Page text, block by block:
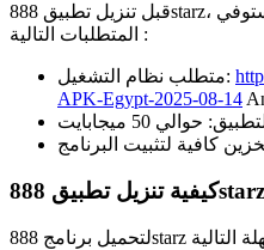
قبل تنزيل تطبيق 888starz، يجب عليك التأكد من أن جهازك يستوفي
المتطلبات التالية :
متطلب نظام التشغيل:
APK-Egypt-2025-08-14
كيفية تنزيل تطبيق 888starz